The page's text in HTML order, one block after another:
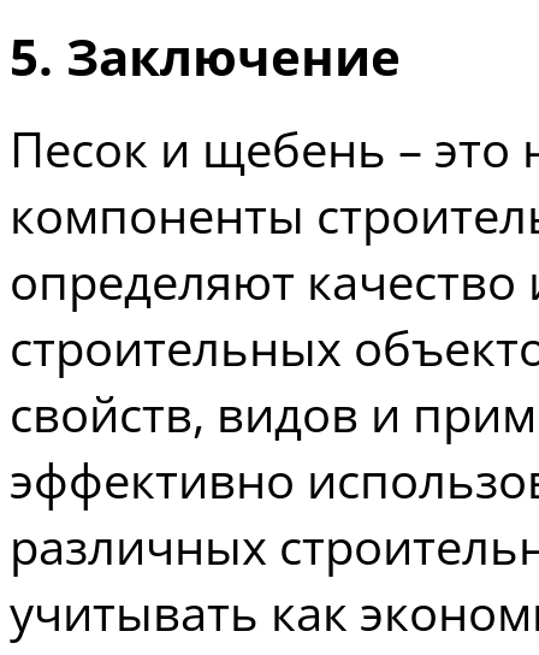
5. Заключение
Песок и щебень –
компоненты
определяют качество
строительных
свойств, видов и
эффективно
различных
учитывать как